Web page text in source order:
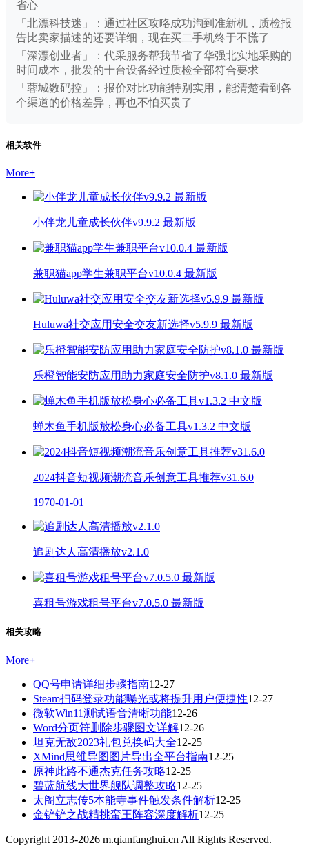
省心
「北漂科技迷」：通过社区攻略成功淘到准新机，质检报
告比卖家描述的还要详细，现在买二手机终于不慌了
「深漂创业者」：代采服务帮我节省了华强北实地采购的
时间成本，批发的十台设备经过质检全部符合要求
「蓉城数码控」：报价对比功能特别实用，能清楚看到各
个渠道的价格差异，再也不怕买贵了
相关软件
More+
小伴龙儿童成长伙伴v9.9.2 最新版
兼职猫app学生兼职平台v10.0.4 最新版
Huluwa社交应用安全交友新选择v5.9.9 最新版
乐橙智能安防应用助力家庭安全防护v8.1.0 最新版
蝉木鱼手机版放松身心必备工具v1.3.2 中文版
2024抖音短视频潮流音乐创意工具推荐v31.6.0
1970-01-01
追剧达人高清播放v2.1.0
喜租号游戏租号平台v7.0.5.0 最新版
相关攻略
More+
QQ号申请详细步骤指南12-27
Steam扫码登录功能曝光或将提升用户便捷性12-27
微软Win11测试语音清晰功能12-26
Word分页符删除步骤图文详解12-26
坦克无敌2023礼包兑换码大全12-25
XMind思维导图图片导出全平台指南12-25
原神此路不通杰克任务攻略12-25
碧蓝航线大世界舰队调整攻略12-25
太阁立志传5本能寺事件触发条件解析12-25
金铲铲之战精挑蛮王阵容深度解析12-25
Copyright 2013-2026 m.qianfanghui.cn All Rights Reserved.